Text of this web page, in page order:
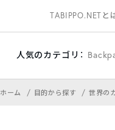
TABIPPO.NETと
人気のカテゴリ：
ホーム 目的から探す 世界の